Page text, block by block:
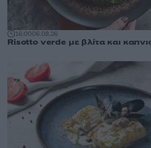
16:0006.08.26
Risotto verde με βλίτα και